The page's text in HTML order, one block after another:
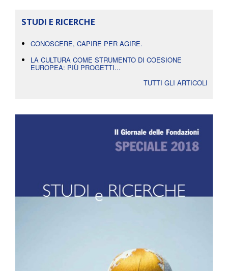
STUDI E RICERCHE
CONOSCERE, CAPIRE PER AGIRE.
LA CULTURA COME STRUMENTO DI COESIONE
EUROPEA: PIÙ PROGETTI...
TUTTI GLI ARTICOLI